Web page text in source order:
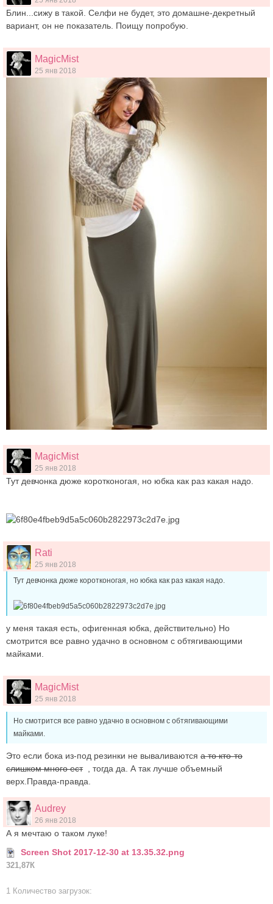
Блин...сижу в такой. Селфи не будет, это домашне-декретный
вариант, он не показатель. Поищу попробую.
MagicMist
25 янв 2018
MagicMist
25 янв 2018
Тут девчонка дюже коротконогая, но юбка как раз какая надо.
Rati
25 янв 2018
Тут девчонка дюже коротконогая, но юбка как раз какая надо.
у меня такая есть, офигенная юбка, действительно) Но
смотрится все равно удачно в основном с обтягивающими
майками.
MagicMist
25 янв 2018
Но смотрится все равно удачно в основном с обтягивающими
майками.
Это если бока из-под резинки не вываливаются а то кто-то
слишком много ест, тогда да. А так лучше объемный
верх.Правда-правда.
Audrey
26 янв 2018
А я мечтаю о таком луке!
Screen Shot 2017-12-30 at 13.35.32.png
321,87К
1 Количество загрузок: